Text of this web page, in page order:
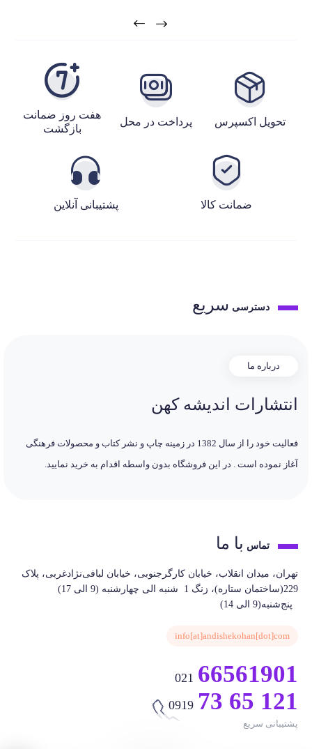
تحویل اکسپرس پرداخت در محل
هفت روز ضمانت
بازگشت
ضمانت کالا پشتیبانی آنلاین
دسترسی سریع
درباره ما
انتشارات اندیشه کهن
فعالیت خود را از سال 1382 در زمینه چاپ و نشر کتاب و محصولات فرهنگی
آغاز نموده است . در این فروشگاه بدون واسطه اقدام به خرید نمایید.
تماس با ما
تهران، میدان انقلاب، خیابان کارگرجنوبی، خیابان لبافی‌نژادغربی، پلاک
229(ساختمان ستاره)، زنگ 1 شنبه الی چهارشنبه (9 الی 17)
پنج‌شنبه(9 الی 14)
info[at]andishekohan[dot]com
021 66561901
0919 73 65 121
پشتیبانی سریع